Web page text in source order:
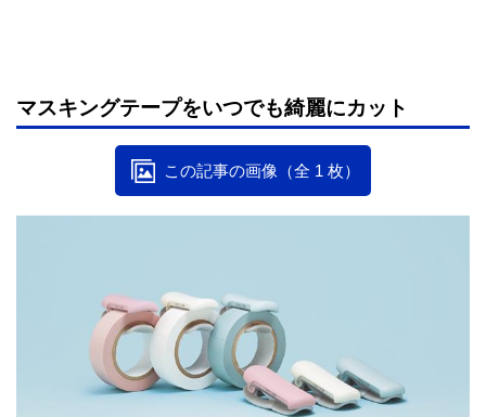
マスキングテープをいつでも綺麗にカット
この記事の画像（全 1 枚）